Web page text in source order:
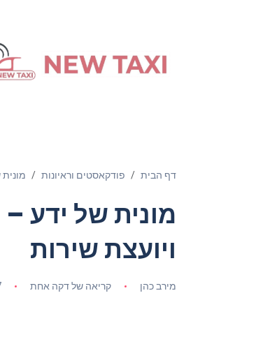
דף הבית פודקאסטים וראיונות
מונית של ידע
ויועצת שירות
מירב כהן קריאה של דקה אחת